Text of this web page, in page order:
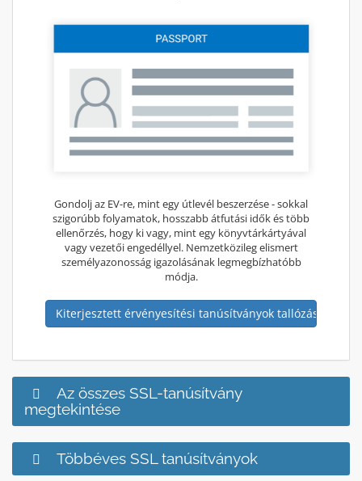
Gondolj az EV-re, mint egy útlevél beszerzése - sokkal
szigorúbb folyamatok, hosszabb átfutási idők és több
ellenőrzés, hogy ki vagy, mint egy könyvtárkártyával
vagy vezetői engedéllyel. Nemzetközileg elismert
személyazonosság igazolásának legmegbízhatóbb
módja.
Kiterjesztett érvényesítési tanúsítványok tallózása
Az összes SSL-tanúsítvány
megtekintése
Többéves SSL tanúsítványok